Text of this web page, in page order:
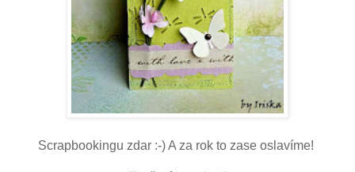
Scrapbookingu zdar :-) A za rok to zase oslavíme!